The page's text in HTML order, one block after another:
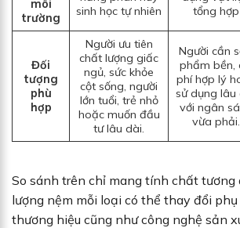
môi
trường
sinh học tự nhiên
tổng hợp
Đối
tượng
phù
hợp
Người ưu tiên
chất lượng giấc
ngủ, sức khỏe
cột sống, người
lớn tuổi, trẻ nhỏ
hoặc muốn đầu
tư lâu dài.
Người cần
phẩm bền,
phí hợp lý
sử dụng lâu
với ngân
vừa phải.
So sánh trên chỉ mang tính chất tương
lượng nệm mỗi loại có thể thay đổi
thương hiệu cũng như công nghệ sản